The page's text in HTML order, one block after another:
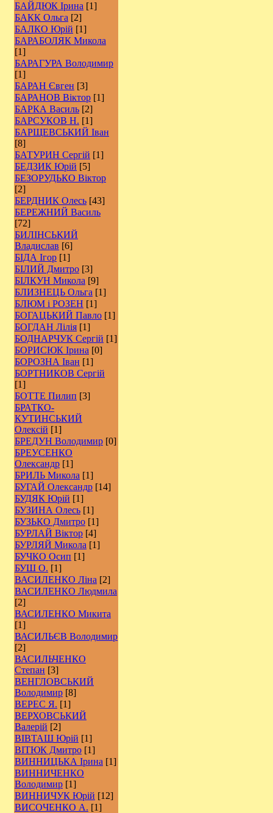
БАЙДЮК Ірина [1]
БАКК Ольга [2]
БАЛКО Юрій [1]
БАРАБОЛЯК Микола
[1]
БАРАГУРА Володимир
[1]
БАРАН Євген [3]
БАРАНОВ Віктор [1]
БАРКА Василь [2]
БАРСУКОВ Н. [1]
БАРЩЕВСЬКИЙ Іван
[8]
БАТУРИН Сергій [1]
БЕДЗИК Юрій [5]
БЕЗОРУДЬКО Віктор
[2]
БЕРДНИК Олесь [43]
БЕРЕЖНИЙ Василь
[72]
БИЛІНСЬКИЙ
Владислав [6]
БІДА Ігор [1]
БІЛИЙ Дмитро [3]
БІЛКУН Микола [9]
БЛИЗНЕЦЬ Ольга [1]
БЛЮМ і РОЗЕН [1]
БОГАЦЬКИЙ Павло [1]
БОГДАН Лілія [1]
БОДНАРЧУК Сергій [1]
БОРИСЮК Ірина [0]
БОРОЗНА Іван [1]
БОРТНИКОВ Сергій
[1]
БОТТЕ Пилип [3]
БРАТКО-
КУТИНСЬКИЙ
Олексій [1]
БРЕДУН Володимир [0]
БРЕУСЕНКО
Олександр [1]
БРИЛЬ Микола [1]
БУГАЙ Олександр [14]
БУДЯК Юрій [1]
БУЗИНА Олесь [1]
БУЗЬКО Дмитро [1]
БУРЛАЙ Віктор [4]
БУРЛЯЙ Микола [1]
БУЧКО Осип [1]
БУШ О. [1]
ВАСИЛЕНКО Ліна [2]
ВАСИЛЕНКО Людмила
[2]
ВАСИЛЕНКО Микита
[1]
ВАСИЛЬЄВ Володимир
[2]
ВАСИЛЬЧЕНКО
Степан [3]
ВЕНГЛОВСЬКИЙ
Володимир [8]
ВЕРЕС Я. [1]
ВЕРХОВСЬКИЙ
Валерій [2]
ВІВТАШ Юрій [1]
ВІТЮК Дмитро [1]
ВИННИЦЬКА Ірина [1]
ВИННИЧЕНКО
Володимир [1]
ВИННИЧУК Юрій [12]
ВИСОЧЕНКО А. [1]